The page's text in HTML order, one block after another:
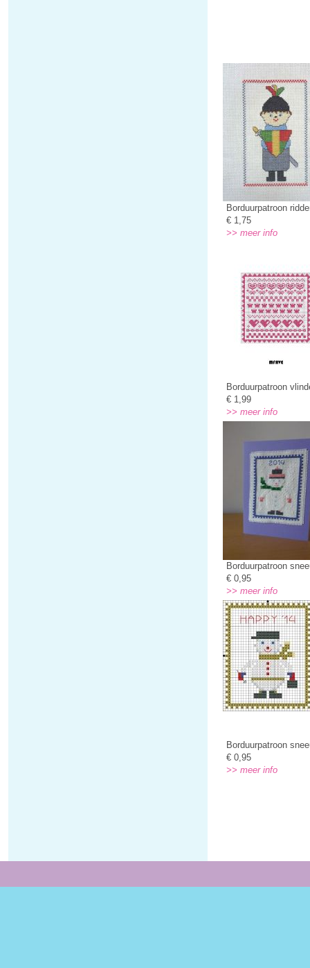
Borduurpatroon
€ 1,75
>> meer info
Borduurpatroon
€ 1,99
>> meer info
Borduurpatroon
€ 0,95
>> meer info
Borduurpatroon
€ 0,95
>> meer info